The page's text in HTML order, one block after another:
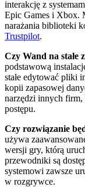
interakcję z
Epic Games i Xbox.
narażania biblioteki
Trustpilot.
Czy Wand na stałe
podstawową
stałe edytować pliki
kopii zapasowej
narzędzi innych firm,
postępu.
Czy rozwiązanie
używa
wersji gry, którą
przewodniki są
systemowi zawsze
w rozgrywce.